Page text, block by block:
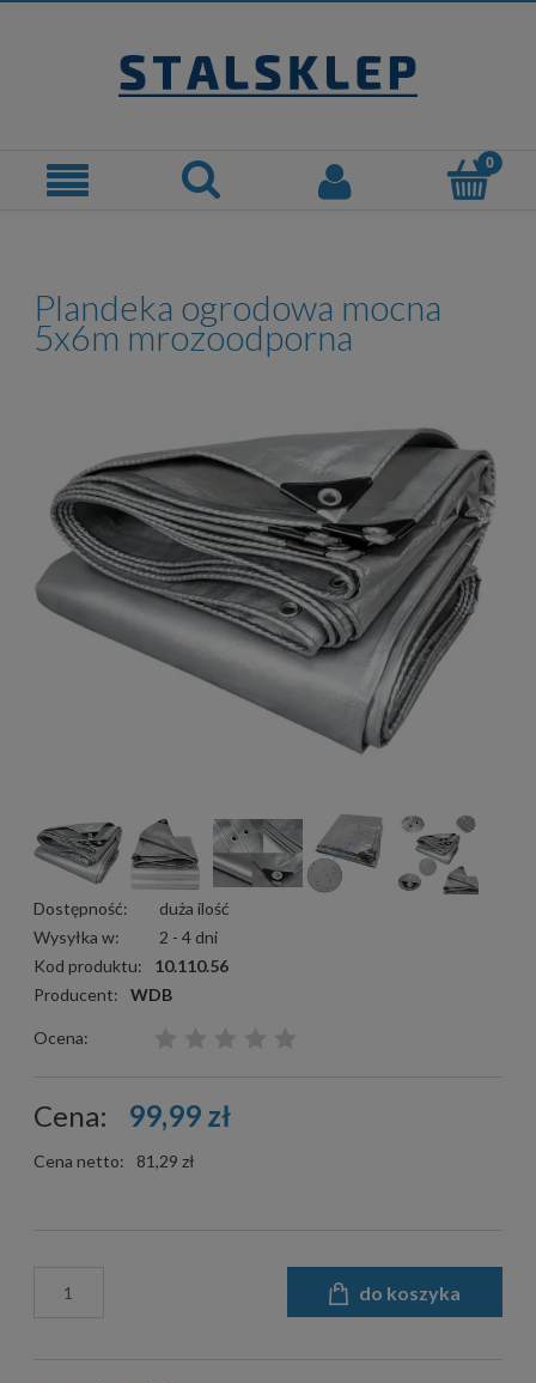
Plandeka ogrodowa mocna
5x6m mrozoodporna
Dostępność:
duża ilość
Wysyłka w:
2 - 4 dni
Kod produktu:
10.110.56
Producent:
WDB
Ocena:
Cena: 99,99 zł
Cena netto: 81,29 zł
do koszyka